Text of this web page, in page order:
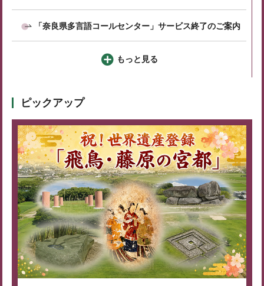
「奈良県多言語コールセンター」サービス終了のご案内
もっと見る
ピックアップ